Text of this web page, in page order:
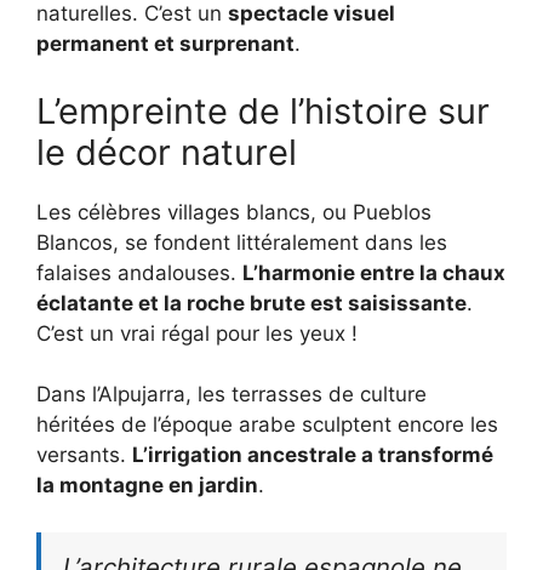
naturelles. C’est un spectacle visuel
permanent et surprenant.
L’empreinte de l’histoire sur
le décor naturel
Les célèbres villages blancs, ou Pueblos
Blancos, se fondent littéralement dans les
falaises andalouses. L’harmonie entre la chaux
éclatante et la roche brute est saisissante.
C’est un vrai régal pour les yeux !
Dans l’Alpujarra, les terrasses de culture
héritées de l’époque arabe sculptent encore les
versants. L’irrigation ancestrale a transformé
la montagne en jardin.